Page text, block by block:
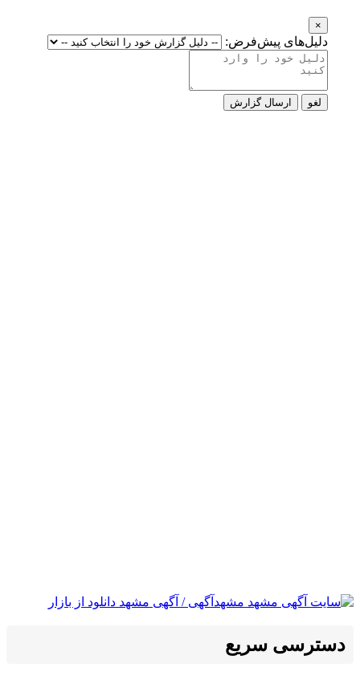
×
دلیل‌های پیش‌فرض:
لغو ارسال گزارش
دسترسی سریع